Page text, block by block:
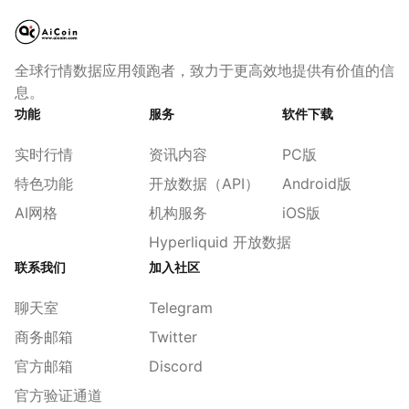
全球行情数据应用领跑者，致力于更高效地提供有价值的信
息。
功能
实时行情
特色功能
AI网格
服务
资讯内容
开放数据（API）
机构服务
Hyperliquid 开放数据
软件下载
PC版
Android版
iOS版
联系我们
聊天室
商务邮箱
官方邮箱
官方验证通道
加入社区
Telegram
Twitter
Discord